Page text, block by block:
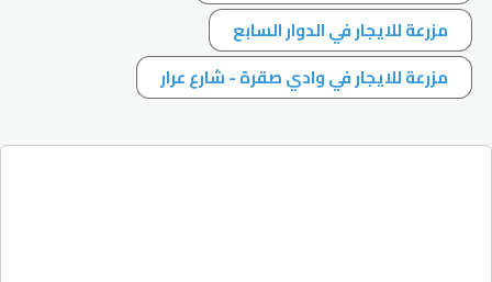
مزرعة للايجار في الدوار السابع
مزرعة للايجار في وادي صقرة - شارع عرار